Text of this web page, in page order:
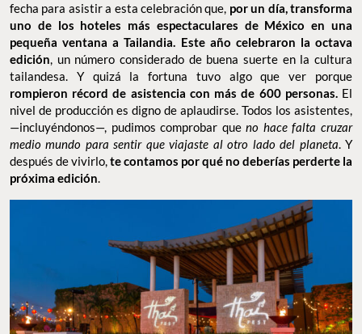
fecha para asistir a esta celebración que, por un día, transforma
uno de los hoteles más espectaculares de México en una
pequeña ventana a Tailandia. Este año celebraron la octava
edición, un número considerado de buena suerte en la cultura
tailandesa. Y quizá la fortuna tuvo algo que ver porque
rompieron récord de asistencia con más de 600 personas. El
nivel de producción es digno de aplaudirse. Todos los asistentes,
—incluyéndonos—, pudimos comprobar queno hace falta cruzar
medio mundo para sentir que viajaste al otro lado del planeta. Y
después de vivirlo,te contamos por qué no deberías perderte la
próxima edición.